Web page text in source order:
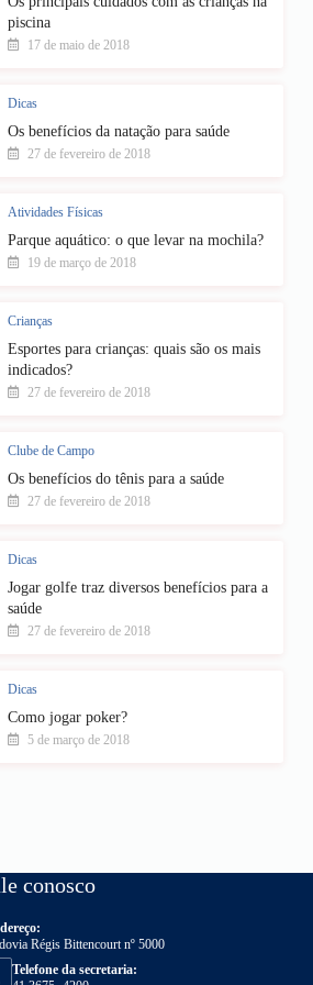
piscina
17 de maio de 2018
Dicas
Os benefícios da natação para saúde
27 de fevereiro de 2018
Atividades Físicas
Parque aquático: o que levar na mochila?
19 de março de 2018
Crianças
Esportes para crianças: quais são os mais
indicados?
27 de fevereiro de 2018
Clube de Campo
Os benefícios do tênis para a saúde
27 de fevereiro de 2018
Dicas
Jogar golfe traz diversos benefícios para a
saúde
27 de fevereiro de 2018
Dicas
Como jogar poker?
5 de março de 2018
conosco
Régis Bittencourt nº 5000
Telefone da secretaria: